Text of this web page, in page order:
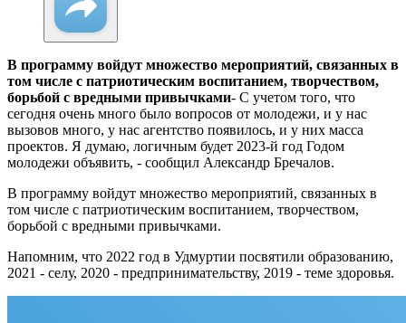
В программу войдут множество мероприятий, связанных в
том числе с патриотическим воспитанием, творчеством,
борьбой с вредными привычками- С учетом того, что
сегодня очень много было вопросов от молодежи, и у нас
вызовов много, у нас агентство появилось, и у них масса
проектов. Я думаю, логичным будет 2023-й год Годом
молодежи объявить, - сообщил Александр Бречалов.
В программу войдут множество мероприятий, связанных в
том числе с патриотическим воспитанием, творчеством,
борьбой с вредными привычками.
Напомним, что 2022 год в Удмуртии посвятили образованию,
2021 - селу, 2020 - предпринимательству, 2019 - теме здоровья.